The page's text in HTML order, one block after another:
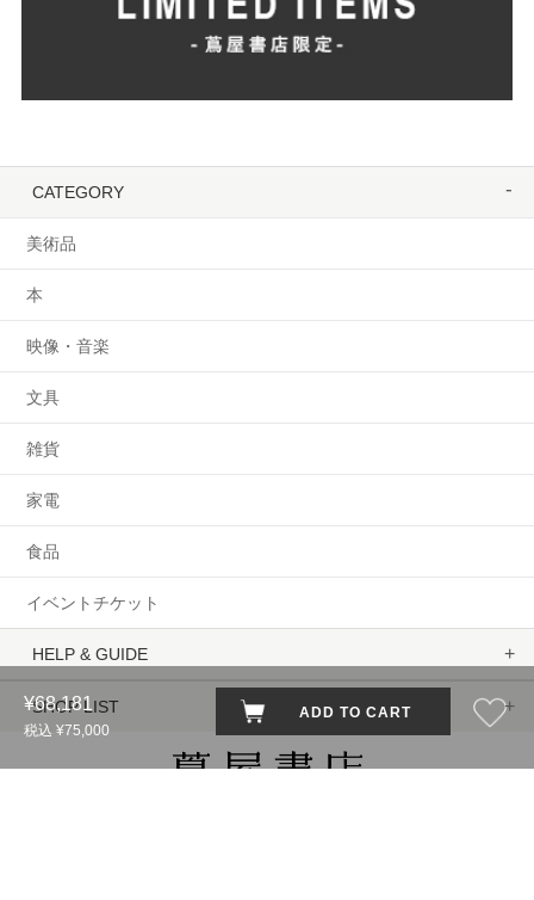
¥68,181
税込 ¥75,000
ADD TO CART
CATEGORY
美術品
本
映像・音楽
文具
雑貨
家電
食品
イベントチケット
HELP & GUIDE
SHOP LIST